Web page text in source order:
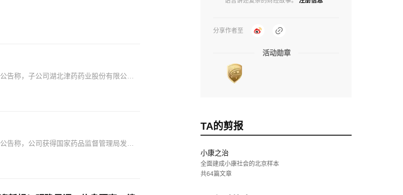
告称，子公司湖北津药药业股份有限公司
告称，公司获得国家药品监督管理局发出
分享作者至
活动勋章
TA的剪报
小康之治
全面建成小康社会的北京样本
共64篇文章